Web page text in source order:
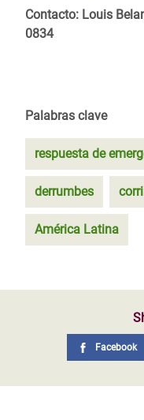
Contacto: Louis
0834
Palabras clave
respuesta de
derrumbes
América Latina
Facebook